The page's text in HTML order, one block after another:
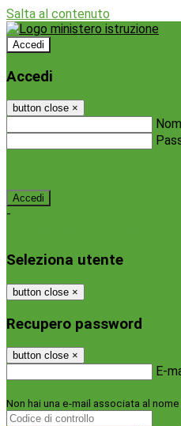
Salta al contenuto
Accedi
Accedi
button close ×
-
Seleziona utente
button close ×
Recupero password
button close ×
E-
Non hai una e-mail associata al